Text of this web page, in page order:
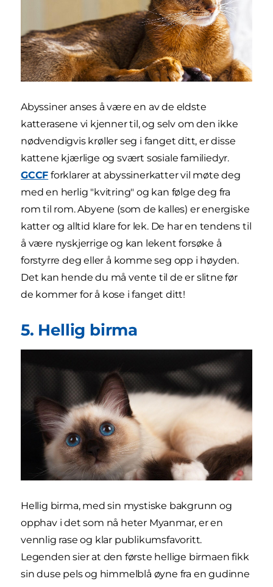
Abyssiner anses å være en av de eldste
katterasene vi kjenner til, og selv om den ikke
nødvendigvis krøller seg i fanget ditt, er disse
kattene kjærlige og svært sosiale familiedyr.
GCCF forklarer at abyssinerkatter vil møte deg
med en herlig "kvitring" og kan følge deg fra
rom til rom. Abyene (som de kalles) er energiske
katter og alltid klare for lek. De har en tendens til
å være nyskjerrige og kan lekent forsøke å
forstyrre deg eller å komme seg opp i høyden.
Det kan hende du må vente til de er slitne før
de kommer for å kose i fanget ditt!
5. Hellig birma
Hellig birma, med sin mystiske bakgrunn og
opphav i det som nå heter Myanmar, er en
vennlig rase og klar publikumsfavoritt.
Legenden sier at den første hellige birmaen fikk
sin duse pels og himmelblå øyne fra en gudinne